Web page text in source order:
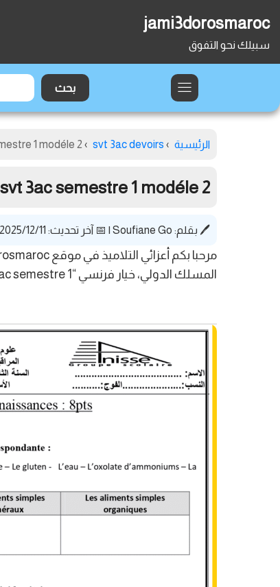
jami3dorosmaroc
سبيلك نحو التفوق
الرئيسية ›
svt 3ac devoirs
›
1 modéle 2
3ac semestre 1 modéle 2
🖊️ بقلم: Soufiane Go
| 📅 آخر تحديث: 2025/12/11
المسلك الدولي، خيار فرنسي “contrôle 1 svt 3ac semestre 1 “. يمكنكم تحميل المستند بصيغة PDF بالضغط على زر التحميل الموجود أدناه.